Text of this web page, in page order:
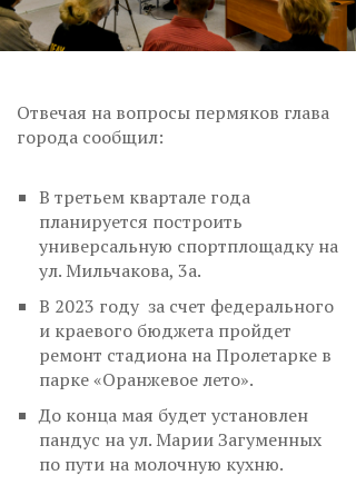
Отвечая на вопросы пермяков глава
города сообщил:
В третьем квартале года
планируется построить
универсальную спортплощадку на
ул. Мильчакова, 3а.
В 2023 году за счет федерального
и краевого бюджета пройдет
ремонт стадиона на Пролетарке в
парке «Оранжевое лето».
До конца мая будет установлен
пандус на ул. Марии Загуменных
по пути на молочную кухню.